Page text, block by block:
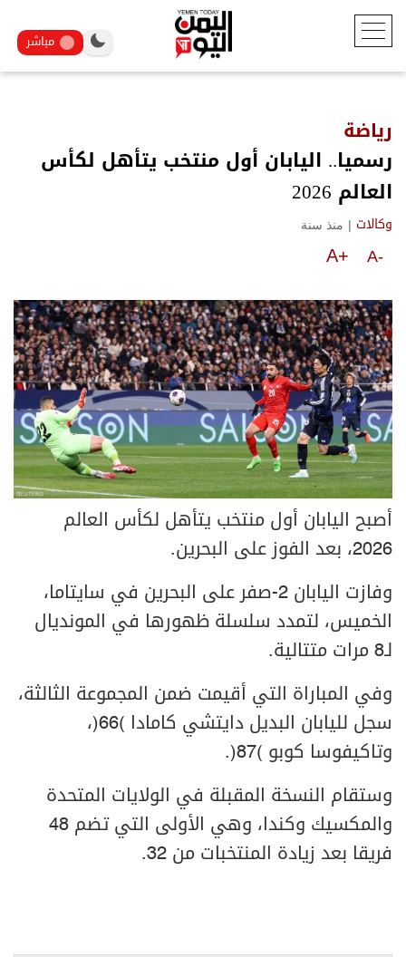
مباشر
رياضة
رسميا.. اليابان أول منتخب يتأهل لكأس
العالم 2026
وكالات | منذ سنة
A-
A+
أصبح اليابان أول منتخب يتأهل لكأس العالم
2026، بعد الفوز على البحرين.
وفازت اليابان 2-صفر على البحرين في سايتاما،
الخميس، لتمدد سلسلة ظهورها في المونديال
لـ8 مرات متتالية.
وفي المباراة التي أقيمت ضمن المجموعة الثالثة،
سجل لليابان البديل دايتشي كامادا (66)،
وتاكيفوسا كوبو (87).
وستقام النسخة المقبلة في الولايات المتحدة
والمكسيك وكندا، وهي الأولى التي تضم 48
فريقا بعد زيادة المنتخبات من 32.